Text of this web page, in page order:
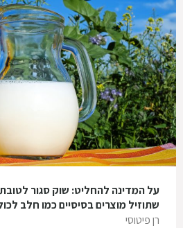
על המדינה להחליט: שוק סגור
שתוזיל מוצרים בסיסיים כמו חלב
רן פיטוסי